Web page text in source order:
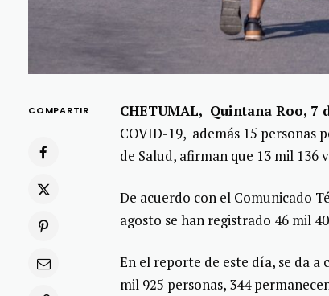
COMPARTIR CHETUMAL, Quintana Roo, 7
COVID-19, además 15 personas
de Salud, afirman que 13 mil 136
De acuerdo con el Comunicado
agosto se han registrado 46 mil
En el reporte de este día, se da
mil 925 personas, 344